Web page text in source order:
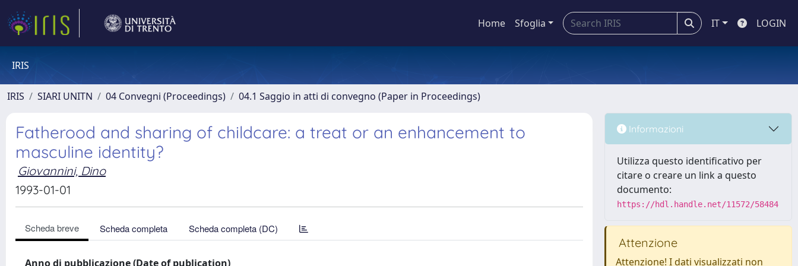
Home Sfoglia IT LOGIN
IRIS
IRIS SIARI UNITN 04 Convegni (Proceedings) 04.1 Saggio in atti di convegno (Paper in Proceedings)
Fatherood and sharing of childcare: a treat or an enhancement to
masculine identity?
Giovannini, Dino
1993-01-01
Scheda breve Scheda completa Scheda completa (DC)
Anno di pubblicazione (Date of publication)
Informazioni
Utilizza questo identificativo per
citare o creare un link a questo
documento:
https://hdl.handle.net/11572/58484
Attenzione
Attenzione! I dati visualizzati non